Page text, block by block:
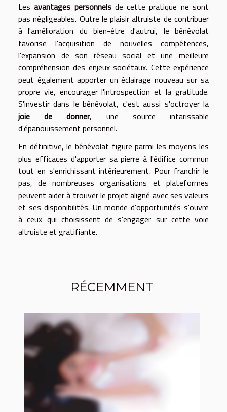
Lesavantages personnelsde cette pratique ne sont
pas négligeables. Outre le plaisir altruiste de contribuer
à l'amélioration du bien-être d'autrui, le bénévolat
favorise l'acquisition de nouvelles compétences,
l'expansion de son réseau social et une meilleure
compréhension des enjeux sociétaux. Cette expérience
peut également apporter un éclairage nouveau sur sa
propre vie, encourager l'introspection et la gratitude.
S'investir dans le bénévolat, c'est aussi s'octroyer la
joie de donner, une source intarissable
d'épanouissement personnel.
En définitive, le bénévolat figure parmi les moyens les
plus efficaces d'apporter sa pierre à l'édifice commun
tout en s'enrichissant intérieurement. Pour franchir le
pas, de nombreuses organisations et plateformes
peuvent aider à trouver le projet aligné avec ses valeurs
et ses disponibilités. Un monde d'opportunités s'ouvre
à ceux qui choisissent de s'engager sur cette voie
altruiste et gratifiante.
RÉCEMMENT